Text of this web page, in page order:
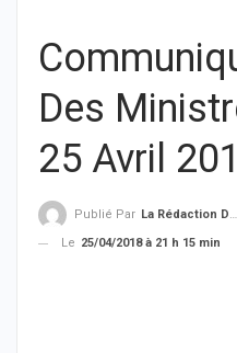
Des
25 Avril
Publié Par La Rédaction De THIEYSENEGAL.com
Le 25/04/2018 à 21 h 15 min